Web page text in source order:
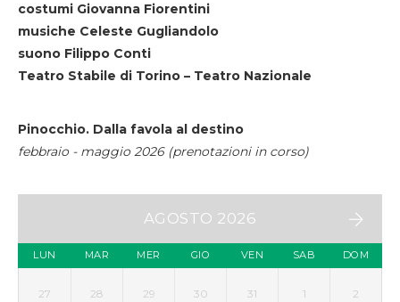
costumi Giovanna Fiorentini
musiche Celeste Gugliandolo
suono Filippo Conti
Teatro Stabile di Torino – Teatro Nazionale
Pinocchio. Dalla favola al destino
febbraio - maggio 2026 (prenotazioni in corso)
AGOSTO 2026
LUN MAR MER GIO VEN SAB DOM
27 28 29 30 31 1 2